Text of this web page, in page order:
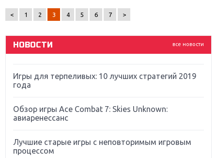
< 1 2 3 4 5 6 7 >
все новости
НОВОСТИ
Far Cry 5: хвалить нельзя ругать
Игры для терпеливых: 10 лучших стратегий 2019
года
Обзор игры Ace Combat 7: Skies Unknown:
авиаренессанс
Лучшие старые игры с неповторимым игровым
процессом